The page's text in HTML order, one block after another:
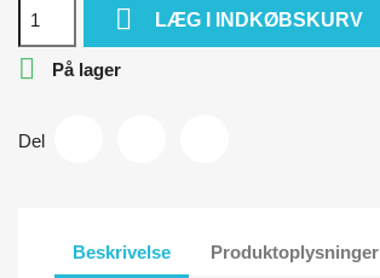
 LÆG I INDKØBSKURV
 På lager
Del
Beskrivelse Produktoplysninger